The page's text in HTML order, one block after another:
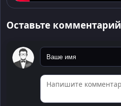
Оставьте комментарий